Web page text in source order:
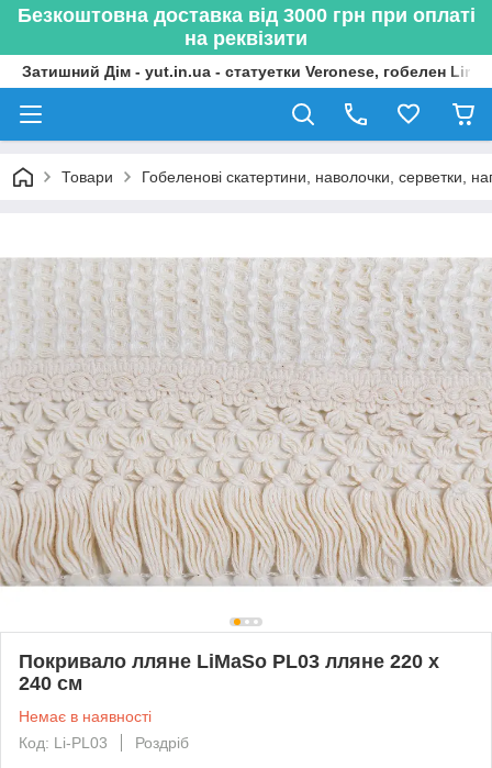
Безкоштовна доставка від 3000 грн при оплаті
на реквізити
Затишний Дім - yut.in.ua - статуетки Veronese, гобелен
Товари Гобеленові скатертини, наволочки, серветки,
Покривало лляне LiMaSo PL03 лляне 220 х
240 см
Немає в наявності
Код: Li-PL03
Роздріб